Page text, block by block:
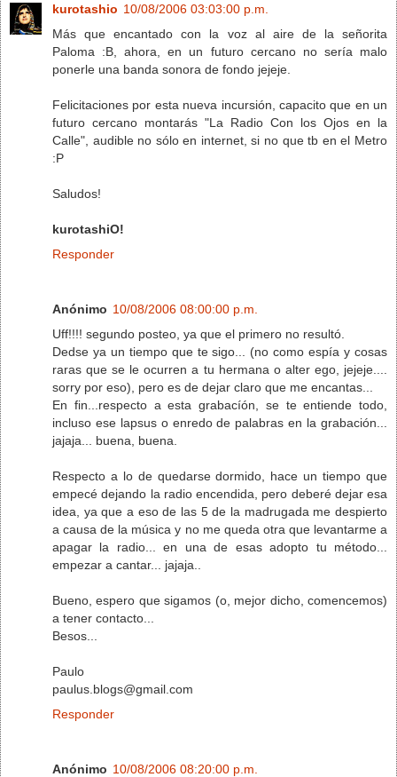
kurotashio 10/08/2006 03:03:00 p.m.
Más que encantado con la voz al aire de la señorita
Paloma :B, ahora, en un futuro cercano no sería malo
ponerle una banda sonora de fondo jejeje.
Felicitaciones por esta nueva incursión, capacito que en un
futuro cercano montarás "La Radio Con los Ojos en la
Calle", audible no sólo en internet, si no que tb en el Metro
:P
Saludos!
kurotashiO!
Responder
Anónimo 10/08/2006 08:00:00 p.m.
Uff!!!! segundo posteo, ya que el primero no resultó.
Dedse ya un tiempo que te sigo... (no como espía y cosas
raras que se le ocurren a tu hermana o alter ego, jejeje....
sorry por eso), pero es de dejar claro que me encantas...
En fin...respecto a esta grabacíón, se te entiende todo,
incluso ese lapsus o enredo de palabras en la grabación...
jajaja... buena, buena.
Respecto a lo de quedarse dormido, hace un tiempo que
empecé dejando la radio encendida, pero deberé dejar esa
idea, ya que a eso de las 5 de la madrugada me despierto
a causa de la música y no me queda otra que levantarme a
apagar la radio... en una de esas adopto tu método...
empezar a cantar... jajaja..
Bueno, espero que sigamos (o, mejor dicho, comencemos)
a tener contacto...
Besos...
Paulo
paulus.blogs@gmail.com
Responder
Anónimo 10/08/2006 08:20:00 p.m.